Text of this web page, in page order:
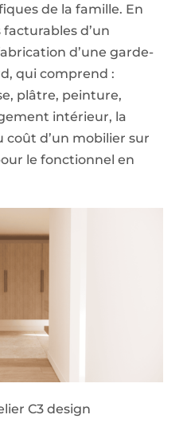
de la famille. En
d’un
d’une garde-
qui comprend :
plâtre, peinture,
intérieur, la
coût d’un mobilier sur
le fonctionnel en
C3 design